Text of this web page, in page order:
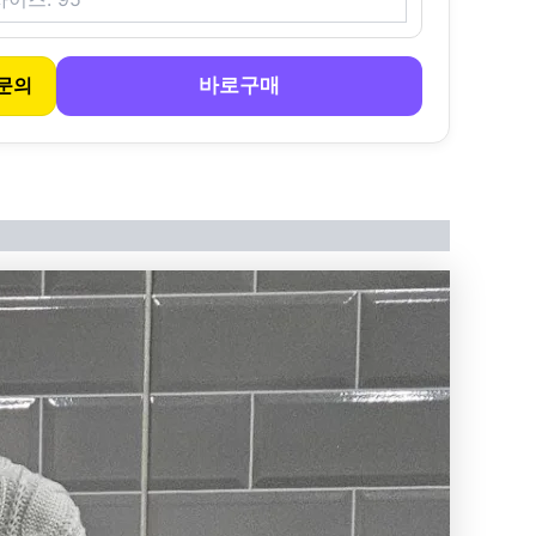
의 바로구매